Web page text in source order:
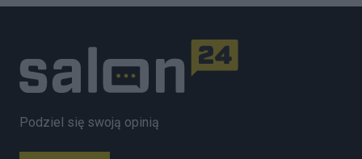
Podziel się swoją opinią